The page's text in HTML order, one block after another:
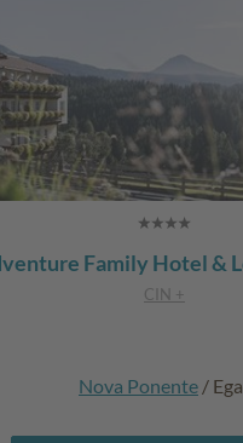
Family Hotel &
CIN +
Nova Ponente / Ega